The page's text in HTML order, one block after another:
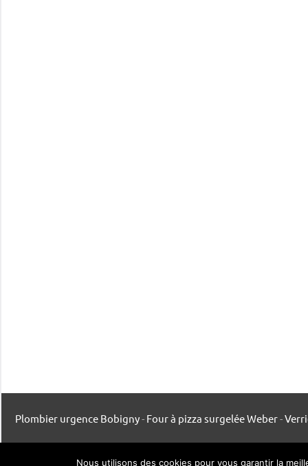
Plombier urgence Bobigny- Four à pizza surgelée Weber-
Nous utilisons des cookies pour vous garantir la